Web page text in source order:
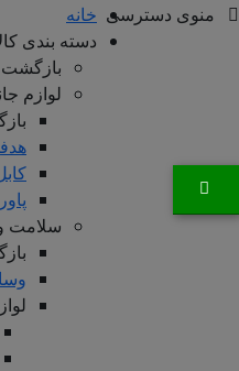
منوی دسترسی خانه
دسته بندی
بازگشت
لوازم
سلامت